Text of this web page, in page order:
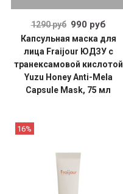
1290 руб 990 руб
Капсульная маска для
лица Fraijour ЮДЗУ с
транексамовой кислотой
Yuzu Honey Anti-Mela
Capsule Mask, 75 мл
16%